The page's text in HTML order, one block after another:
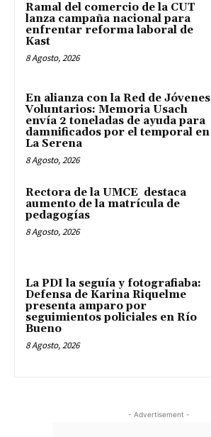
Ramal del comercio de la CUT
lanza campaña nacional para
enfrentar reforma laboral de
Kast
8 Agosto, 2026
En alianza con la Red de Jóvenes
Voluntarios: Memoria Usach
envía 2 toneladas de ayuda para
damnificados por el temporal en
La Serena
8 Agosto, 2026
Rectora de la UMCE destaca
aumento de la matrícula de
pedagogías
8 Agosto, 2026
La PDI la seguía y fotografiaba:
Defensa de Karina Riquelme
presenta amparo por
seguimientos policiales en Río
Bueno
8 Agosto, 2026
- Advertisement -